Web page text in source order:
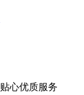
贴心优质服务